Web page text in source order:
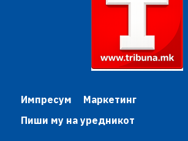
Импресум
Маркетинг
Пиши му на уредникот